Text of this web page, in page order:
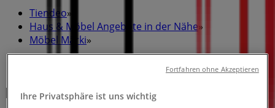
Tiendeo»
Haus & Möbel Angebote in der Nähe»
Möbel Märki»
Möbel Märki
Ihre Privatsphäre ist uns wichtig
Fortfahren ohne Akzeptieren